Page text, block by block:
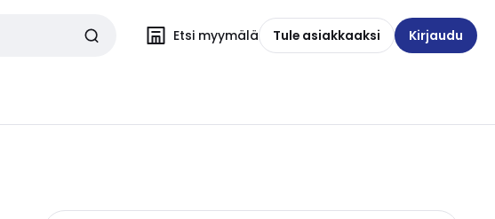
Etsi myymälä Tule asiakkaaksi Kirjaudu